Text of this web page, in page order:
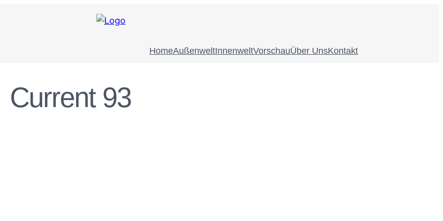
HomeAußenweltInnenweltVorschauÜber UnsKontakt
Current 93